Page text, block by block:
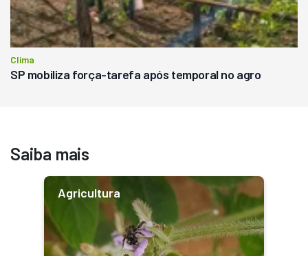
Clima
SP mobiliza força-tarefa após temporal no agro
Saiba mais
Agricultura